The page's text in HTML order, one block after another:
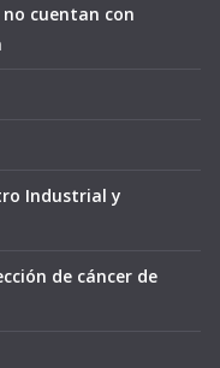
no cuentan con
Industrial y
de cáncer de